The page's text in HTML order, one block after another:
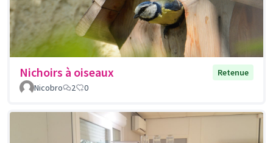
Nichoirs à oiseaux
Retenue
Nicobro
2 0